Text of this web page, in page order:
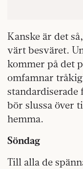
Kanske är det
värt besväret.
kommer på det
omfamnar
standardiserade
bör slussa över
hemma.
Söndag
Till alla de